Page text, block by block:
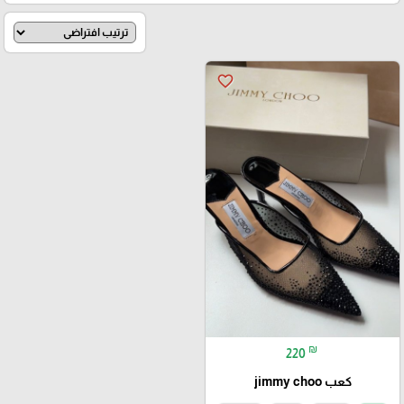
favorite_border
220 ₪
كعب jimmy choo